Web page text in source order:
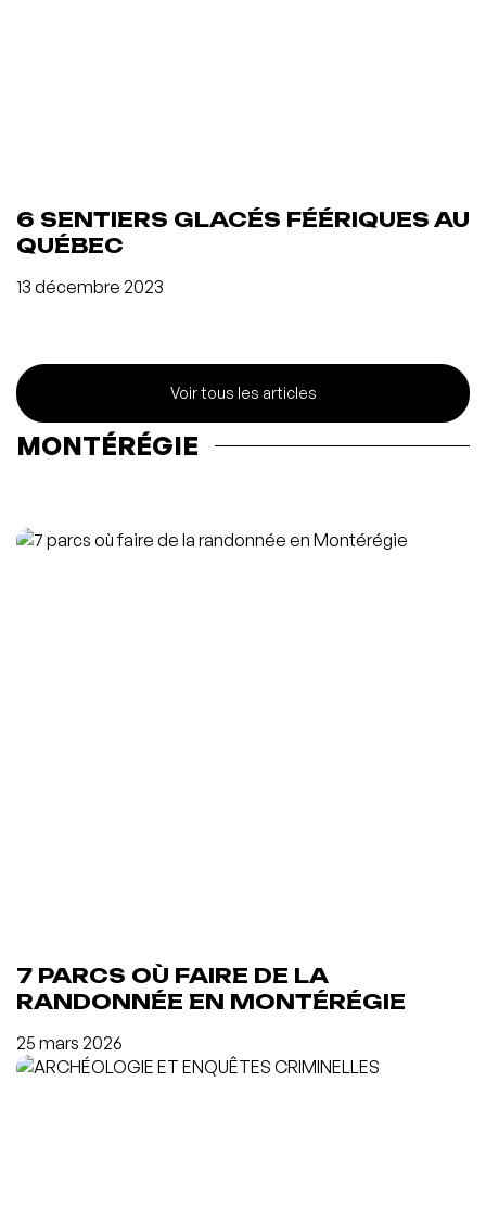
6 SENTIERS GLACÉS FÉÉRIQUES AU
QUÉBEC
13 décembre 2023
Voir tous les articles
MONTÉRÉGIE
7 PARCS OÙ FAIRE DE LA
RANDONNÉE EN MONTÉRÉGIE
25 mars 2026